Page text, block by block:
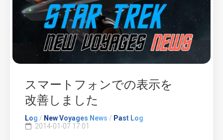
スマートフォンでの表示を
改善しました
Log / New Voyages News / Past Log
2014-01-07 17:01